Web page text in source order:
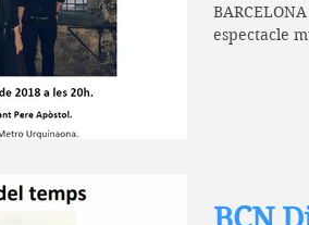
espectacle